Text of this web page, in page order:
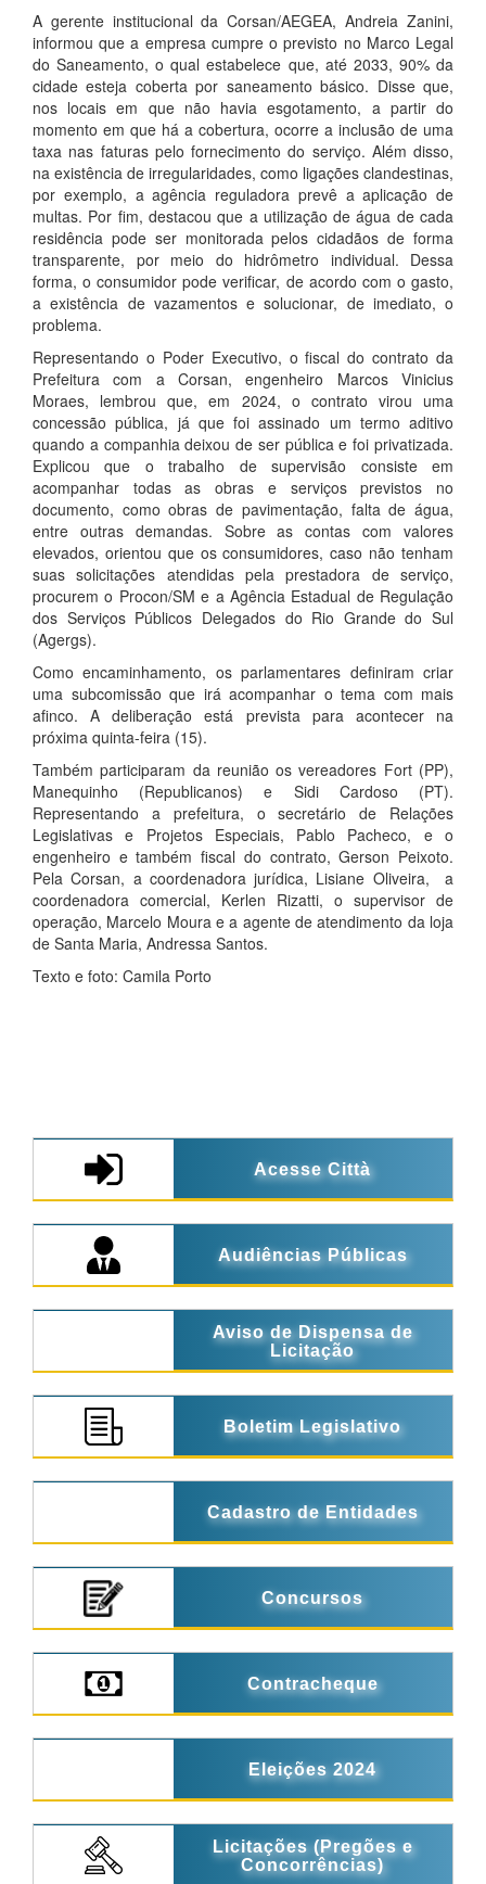
A gerente institucional da Corsan/AEGEA, Andreia Zanini,
informou que a empresa cumpre o previsto no Marco Legal
do Saneamento, o qual estabelece que, até 2033, 90% da
cidade esteja coberta por saneamento básico. Disse que,
nos locais em que não havia esgotamento, a partir do
momento em que há a cobertura, ocorre a inclusão de uma
taxa nas faturas pelo fornecimento do serviço. Além disso,
na existência de irregularidades, como ligações clandestinas,
por exemplo, a agência reguladora prevê a aplicação de
multas. Por fim, destacou que a utilização de água de cada
residência pode ser monitorada pelos cidadãos de forma
transparente, por meio do hidrômetro individual. Dessa
forma, o consumidor pode verificar, de acordo com o gasto,
a existência de vazamentos e solucionar, de imediato, o
problema.
Representando o Poder Executivo, o fiscal do contrato da
Prefeitura com a Corsan, engenheiro Marcos Vinicius
Moraes, lembrou que, em 2024, o contrato virou uma
concessão pública, já que foi assinado um termo aditivo
quando a companhia deixou de ser pública e foi privatizada.
Explicou que o trabalho de supervisão consiste em
acompanhar todas as obras e serviços previstos no
documento, como obras de pavimentação, falta de água,
entre outras demandas. Sobre as contas com valores
elevados, orientou que os consumidores, caso não tenham
suas solicitações atendidas pela prestadora de serviço,
procurem o Procon/SM e a Agência Estadual de Regulação
dos Serviços Públicos Delegados do Rio Grande do Sul
(Agergs).
Como encaminhamento, os parlamentares definiram criar
uma subcomissão que irá acompanhar o tema com mais
afinco. A deliberação está prevista para acontecer na
próxima quinta-feira (15).
Também participaram da reunião os vereadores Fort (PP),
Manequinho (Republicanos) e Sidi Cardoso (PT).
Representando a prefeitura, o secretário de Relações
Legislativas e Projetos Especiais, Pablo Pacheco, e o
engenheiro e também fiscal do contrato, Gerson Peixoto.
Pela Corsan, a coordenadora jurídica, Lisiane Oliveira, a
coordenadora comercial, Kerlen Rizatti, o supervisor de
operação, Marcelo Moura e a agente de atendimento da loja
de Santa Maria, Andressa Santos.
Texto e foto: Camila Porto
Acesse Città
Audiências Públicas
Aviso de Dispensa de
Licitação
Boletim Legislativo
Cadastro de Entidades
Concursos
Contracheque
Eleições 2024
Licitações (Pregões e
Concorrências)